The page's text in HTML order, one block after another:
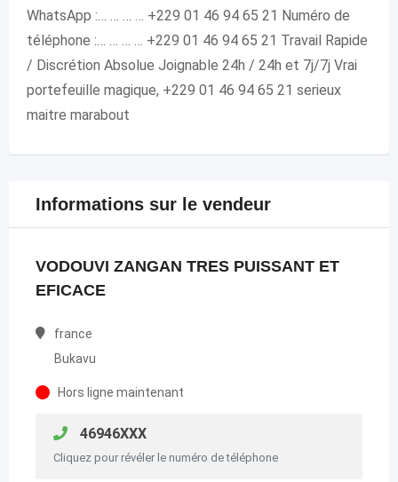
WhatsApp :… … … … +229 01 46 94 65 21 Numéro de
téléphone :… … … … +229 01 46 94 65 21 Travail Rapide
/ Discrétion Absolue Joignable 24h / 24h et 7j/7j Vrai
portefeuille magique, +229 01 46 94 65 21 serieux
maitre marabout
Informations sur le vendeur
VODOUVI ZANGAN TRES PUISSANT ET
EFICACE
france
Bukavu
Hors ligne maintenant
46946XXX
Cliquez pour révéler le numéro de téléphone